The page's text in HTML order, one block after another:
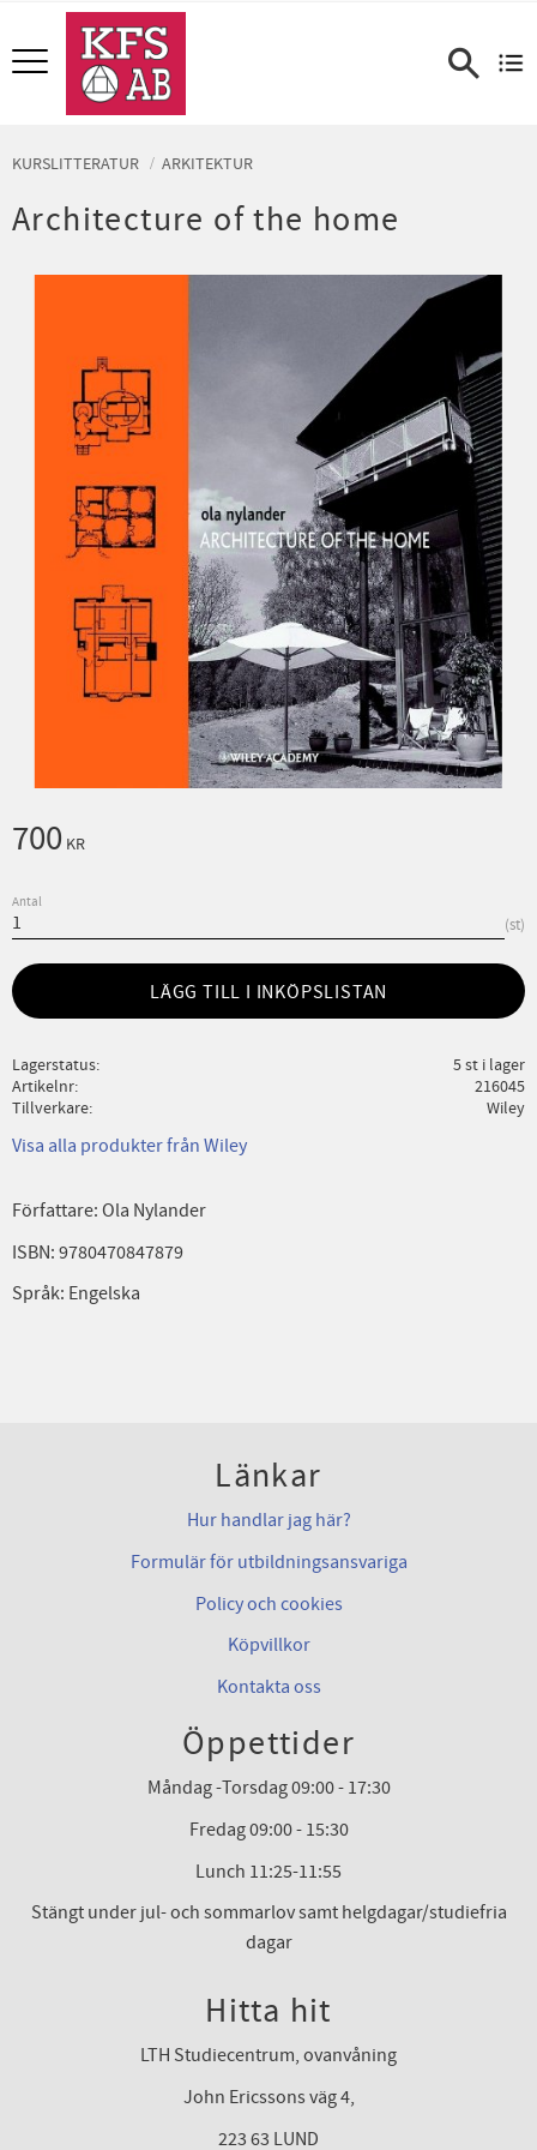
Meny
KURSLITTERATUR ARKITEKTUR
Architecture of the home
700 KR
Antal
st
LÄGG TILL I INKÖPSLISTAN
Lagerstatus
5 st i lager
Artikelnr
216045
Tillverkare
Wiley
Visa alla produkter från Wiley
Författare: Ola Nylander
ISBN: 9780470847879
Språk: Engelska
Länkar
Hur handlar jag här?
Formulär för utbildningsansvariga
Policy och cookies
Köpvillkor
Kontakta oss
Öppettider
Måndag -Torsdag 09:00 - 17:30
Fredag 09:00 - 15:30
Lunch 11:25-11:55
Stängt under jul- och sommarlov samt helgdagar/studiefria
dagar
Hitta hit
LTH Studiecentrum, ovanvåning
John Ericssons väg 4,
223 63 LUND